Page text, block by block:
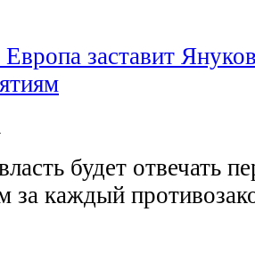
заставит
будет отвечать
за каждый